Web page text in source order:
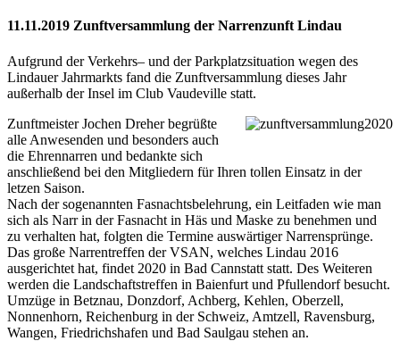
11.11.2019 Zunftversammlung der Narrenzunft Lindau
Aufgrund der Verkehrs– und der Parkplatzsituation wegen des
Lindauer Jahrmarkts fand die Zunftversammlung dieses Jahr
außerhalb der Insel im Club Vaudeville statt.
Zunftmeister Jochen Dreher begrüßte
alle Anwesenden und besonders auch
die Ehrennarren und bedankte sich
anschließend bei den Mitgliedern für Ihren tollen Einsatz in der
letzen Saison.
Nach der sogenannten Fasnachtsbelehrung, ein Leitfaden wie man
sich als Narr in der Fasnacht in Häs und Maske zu benehmen und
zu verhalten hat, folgten die Termine auswärtiger Narrensprünge.
Das große Narrentreffen der VSAN, welches Lindau 2016
ausgerichtet hat, findet 2020 in Bad Cannstatt statt. Des Weiteren
werden die Landschaftstreffen in Baienfurt und Pfullendorf besucht.
Umzüge in Betznau, Donzdorf, Achberg, Kehlen, Oberzell,
Nonnenhorn, Reichenburg in der Schweiz, Amtzell, Ravensburg,
Wangen, Friedrichshafen und Bad Saulgau stehen an.